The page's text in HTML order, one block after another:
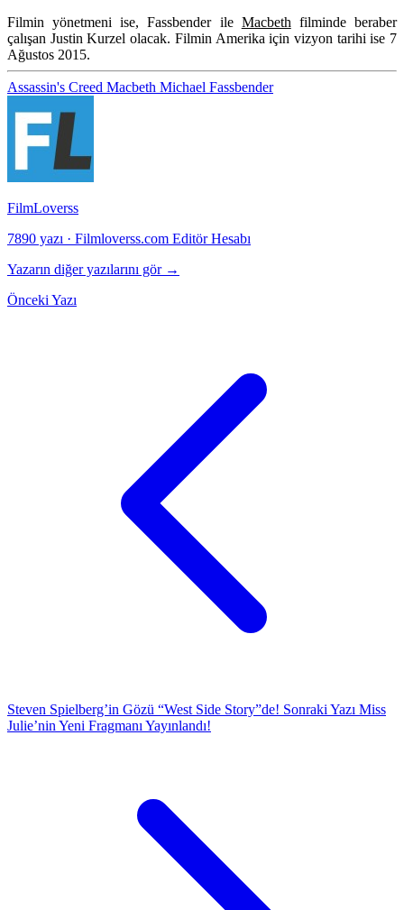
Filmin yönetmeni ise, Fassbender ile Macbeth filminde beraber
çalışan Justin Kurzel olacak. Filmin Amerika için vizyon tarihi ise 7
Ağustos 2015.
Assassin's Creed Macbeth Michael Fassbender
FilmLoverss
7890 yazı · Filmloverss.com Editör Hesabı
Yazarın diğer yazılarını gör →
Önceki Yazı
Steven Spielberg’in Gözü “West Side Story”de! Sonraki Yazı Miss
Julie’nin Yeni Fragmanı Yayınlandı!